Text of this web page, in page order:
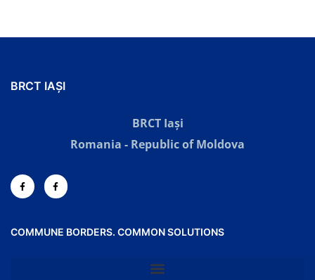
BRCT IAȘI
BRCT Iași
Romania - Republic of Moldova
COMMUNE BORDERS. COMMON SOLUTIONS